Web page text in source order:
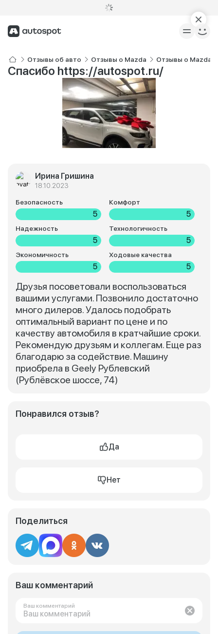
Отзывы об авто Отзывы о Mazda Отзывы о Mazda 6
Спасибо https://autospot.ru/
Ирина Гришина
18.10.2023
Безопасность
5
Комфорт
5
Надежность
5
Технологичность
5
Экономичность
5
Ходовые качества
5
Друзья посоветовали воспользоваться
вашими услугами. Позвонило достаточно
много дилеров. Удалось подобрать
оптимальный вариант по цене и по
качеству автомобиля в кратчайшие сроки.
Рекомендую друзьям и коллегам. Еще раз
благодарю за содействие. Машину
приобрела в Geely Рублевский
(Рублёвское шоссе, 74)
Понравился отзыв?
Да
Нет
Поделиться
Ваш комментарий
Ваш комментарий